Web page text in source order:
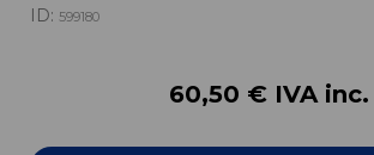
ID: 599180
60,50 € IVA inc.